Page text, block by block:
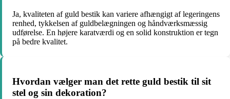
Ja, kvaliteten af guld bestik kan variere afhængigt af legeringens
renhed, tykkelsen af guldbelægningen og håndværksmæssig
udførelse. En højere karatværdi og en solid konstruktion er tegn
på bedre kvalitet.
Hvordan vælger man det rette guld bestik til sit
stel og sin dekoration?